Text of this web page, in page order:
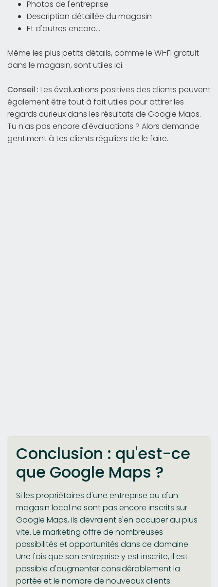
Photos de l'entreprise
Description détaillée du magasin
Et d'autres encore...
Même les plus petits détails, comme le Wi-Fi gratuit
dans le magasin, sont utiles ici.
Conseil : Les évaluations positives des clients peuvent
également être tout à fait utiles pour attirer les
regards curieux dans les résultats de Google Maps.
Tu n'as pas encore d'évaluations ? Alors demande
gentiment à tes clients réguliers de le faire.
Conclusion : qu'est-ce
que Google Maps ?
Si les propriétaires d'une entreprise ou d'un
magasin local ne sont pas encore inscrits sur
Google Maps, ils devraient s'en occuper au plus
vite. Le marketing offre de nombreuses
possibilités et opportunités dans ce domaine.
Une fois que son entreprise y est inscrite, il est
possible d'augmenter considérablement la
portée et le nombre de nouveaux clients.